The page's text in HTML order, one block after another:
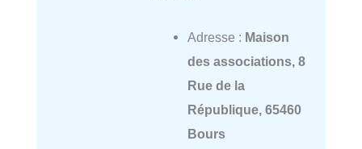
Adresse : Maison
des associations, 8
Rue de la
République, 65460
Bours